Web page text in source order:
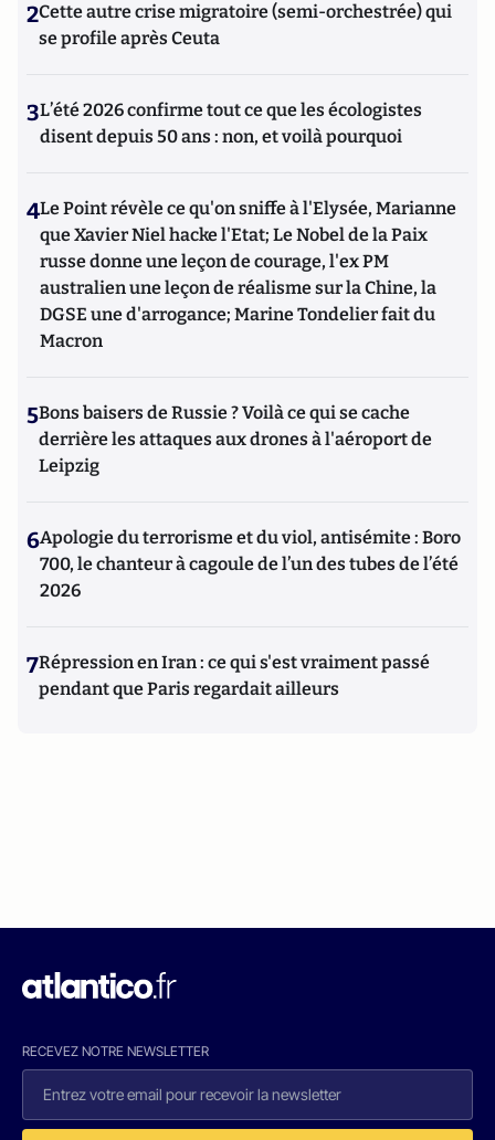
2Cette autre crise migratoire (semi-orchestrée) qui
se profile après Ceuta
3L’été 2026 confirme tout ce que les écologistes
disent depuis 50 ans : non, et voilà pourquoi
4Le Point révèle ce qu'on sniffe à l'Elysée, Marianne
que Xavier Niel hacke l'Etat; Le Nobel de la Paix
russe donne une leçon de courage, l'ex PM
australien une leçon de réalisme sur la Chine, la
DGSE une d'arrogance; Marine Tondelier fait du
Macron
5Bons baisers de Russie ? Voilà ce qui se cache
derrière les attaques aux drones à l'aéroport de
Leipzig
6Apologie du terrorisme et du viol, antisémite : Boro
700, le chanteur à cagoule de l’un des tubes de l’été
2026
7Répression en Iran : ce qui s'est vraiment passé
pendant que Paris regardait ailleurs
RECEVEZ NOTRE NEWSLETTER